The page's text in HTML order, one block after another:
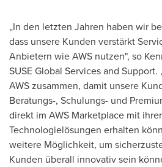
„In den letzten Jahren haben wir
dass unsere Kunden verstärkt
Anbietern wie AWS nutzen", so
SUSE Global Services and
AWS zusammen, damit unsere
Beratungs-, Schulungs- und
direkt im AWS Marketplace mit
Technologielösungen erhalten
weitere Möglichkeit, um
Kunden überall innovativ sein